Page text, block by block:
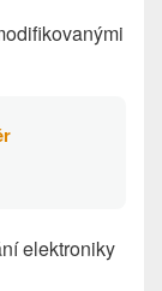
elektroniky